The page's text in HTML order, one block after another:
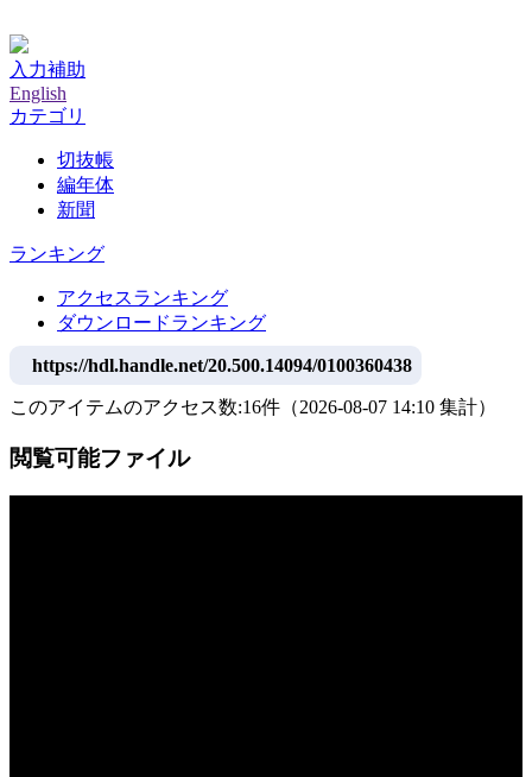
入力補助
English
カテゴリ
切抜帳
編年体
新聞
ランキング
アクセスランキング
ダウンロードランキング
https://hdl.handle.net/20.500.14094/0100360438
このアイテムのアクセス数:16件 （2026-08-07 14:10 集計）
閲覧可能ファイル